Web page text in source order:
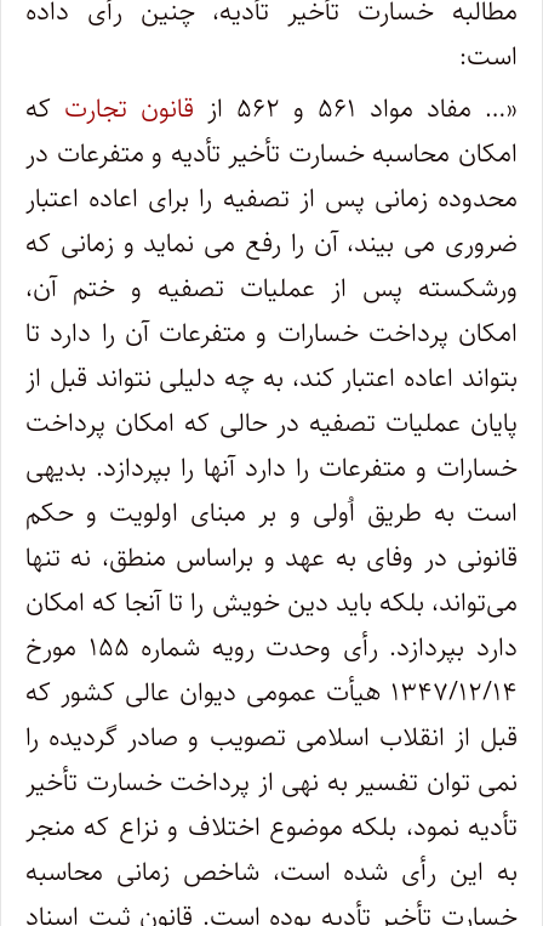
مطالبه خسارت تأخیر تأدیه، چنین رأی داده
است:
«… مفاد مواد ۵۶۱ و ۵۶۲ از
قانون تجارت که
امکان محاسبه خسارت تأخیر تأدیه و متفرعات در
محدوده زمانی پس از تصفیه را برای اعاده اعتبار
ضروری می بیند، آن را رفع می نماید و زمانی که
ورشکسته پس از عملیات تصفیه و ختم آن،
امکان پرداخت خسارات و متفرعات آن را دارد تا
بتواند اعاده اعتبار کند، به چه دلیلی نتواند قبل از
پایان عملیات تصفیه در حالی که امکان پرداخت
خسارات و متفرعات را دارد آنها را بپردازد. بدیهی
است به طریق اُولی و بر مبنای اولویت و حکم
قانونی در وفای به عهد و براساس منطق، نه تنها
می‌تواند، بلکه باید دین خویش را تا آنجا که امکان
دارد بپردازد. رأی وحدت رویه شماره ۱۵۵ مورخ
۱۳۴۷/۱۲/۱۴ هیأت عمومی دیوان عالی کشور که
قبل از انقلاب اسلامی تصویب و صادر گردیده را
نمی توان تفسیر به نهی از پرداخت خسارت تأخیر
تأدیه نمود، بلکه موضوع اختلاف و نزاع که منجر
به این رأی شده است، شاخص زمانی محاسبه
خسارت تأخیر تأدیه بوده است. قانون ثبت اسناد